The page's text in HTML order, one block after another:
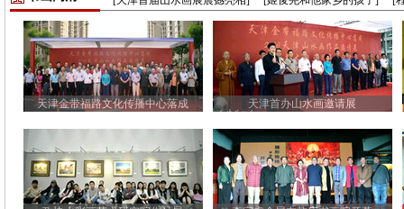
天津金带福路文化传播中心落成 天津首办山水画邀请展